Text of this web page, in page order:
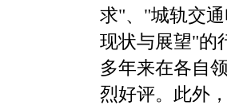
求"、"城轨交
现状与展望"的
多年来在各自
烈好评。此外